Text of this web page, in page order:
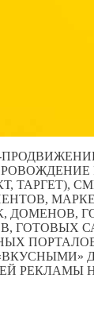
ТАРГЕТ),
ДОМЕНОВ,
ГОТОВЫХ
РЕКЛАМЫ